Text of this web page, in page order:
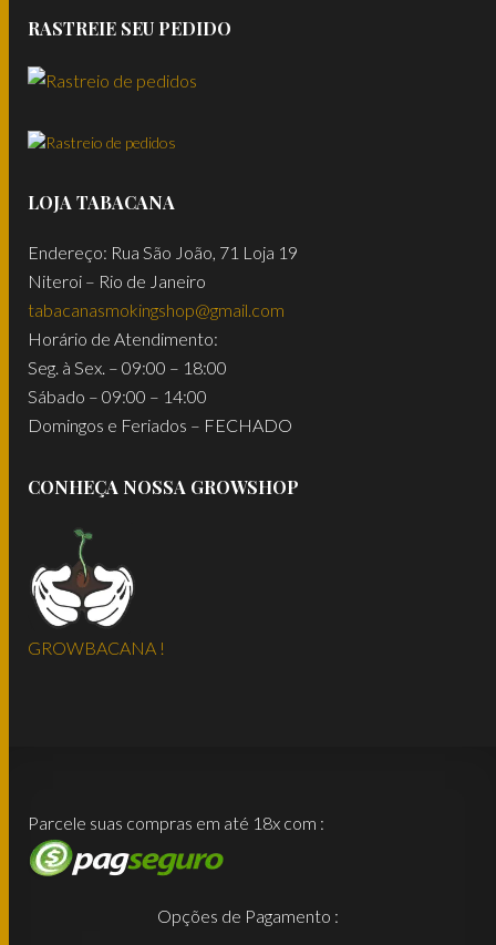
RASTREIE SEU PEDIDO
LOJA TABACANA
Endereço: Rua São João, 71 Loja 19
Niteroi – Rio de Janeiro
tabacanasmokingshop@gmail.com
Horário de Atendimento:
Seg. à Sex. – 09:00 – 18:00
Sábado – 09:00 – 14:00
Domingos e Feriados – FECHADO
CONHEÇA NOSSA GROWSHOP
GROWBACANA !
Parcele suas compras em até 18x com :
Opções de Pagamento :